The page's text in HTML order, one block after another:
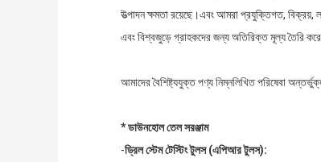
উত্পাদন ক্ষমতা রয়েছে।এবং আমরা প্রযুক্তিগত, বিক্রয়,
এবং বিশ্বজুড়ে গ্রাহকদের জন্য অতিরিক্ত মূল্য তৈরি
আমাদের বৈশিষ্ট্যযুক্ত পণ্য নিম্নলিখিত পরিষেবা
* ডাউনহোল তেল সরঞ্জাম
-ড্রিল স্টেম টেস্টিং টুলস (এপিআর টুলস):